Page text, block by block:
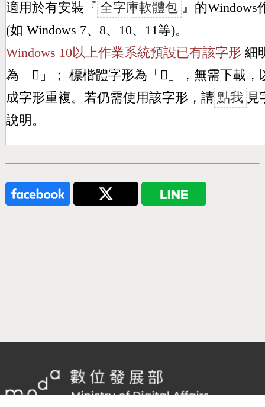
適用於有安裝『 全字庫軟體包 』的Windows
(如 Windows 7、8、10、11等)。
Windows 10以上作業系統預設已有該字形 細
為「 𥍜 」； 標楷體字形為「 𥍜 」，無需下載，
成字形重複。若仍需使用該字形，請 點我 見
說明。